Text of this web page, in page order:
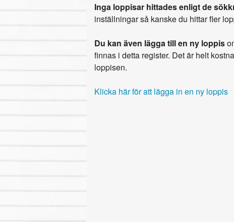
Inga loppisar hittades enligt de
inställningar så kanske du hittar fler
Du kan även lägga till en ny loppis
finnas i detta register. Det är helt
loppisen.
Klicka här för att lägga in en ny loppis